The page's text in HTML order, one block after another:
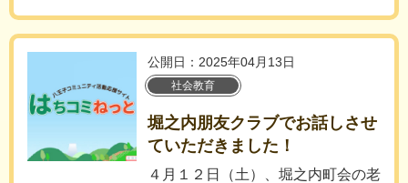
公開日：2025年04月13日
社会教育
堀之内朋友クラブでお話しさせ
ていただきました！
４月１２日（土）、堀之内町会の老